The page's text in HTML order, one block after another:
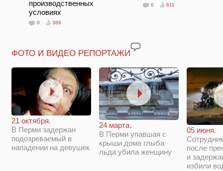
производственных
условиях
0 389
0 811
ФОТО И ВИДЕО РЕПОРТАЖИ
21 октября.
В Перми задержан
подозреваемый в
нападении на девушек
24 марта.
В Перми упавшая с
крыши дома глыба
льда убила женщину
05 июня.
после
и
избили